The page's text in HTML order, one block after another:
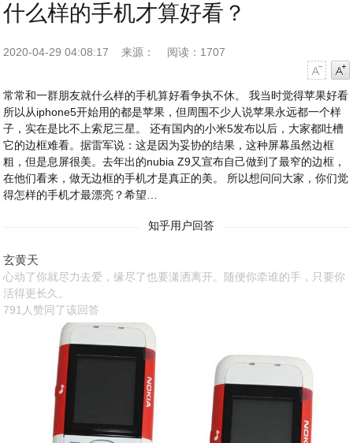
什么样的手机才算好看？
2020-04-29 04:08:17 来源：
阅读：1707
常常和一群朋友就什么样的手机算好看争执不休。 我当时觉得苹果好看
所以从iphone5开始用的都是苹果，但周围不少人说苹果永远都一个样
子，实在是比不上索尼三星。 还有国内的小米5发布以后，大家都吐槽
它的边框难看。据雷军说：这是因为妥协的结果，这种屏幕虽然边框
粗，但是息屏很美。去年出的nubia Z9又宣布自己做到了最窄的边框，
在他们看来，做无边框的手机才是真正的美。 所以想问问大家，你们觉
得怎样的手机才最漂亮？希望…
知乎用户回答
玄黄天
心动了你就尽力去爱，缘尽了也要潇洒离开。随便你牵谁的手，只要你
活得更长久。
791人赞同了该回答